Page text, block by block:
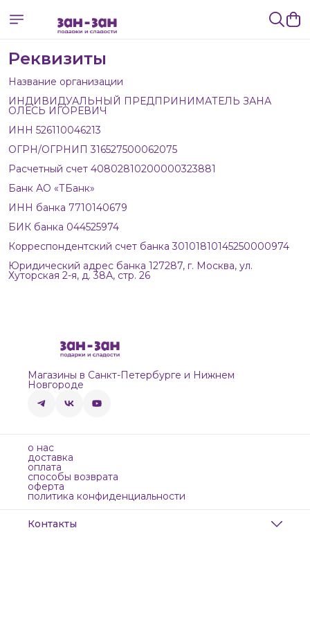
Реквизиты
Название организации
ИНДИВИДУАЛЬНЫЙ ПРЕДПРИНИМАТЕЛЬ ЗАНА
ОЛЕСЬ ИГОРЕВИЧ
ИНН 526110046213
ОГРН/ОГРНИП 316527500062075
Расчетный счет 40802810200000323881
Банк АО «ТБанк»
ИНН банка 7710140679
БИК банка 044525974
Корреспондентский счет банка 30101810145250000974
Юридический адрес банка 127287, г. Москва, ул.
Хуторская 2-я, д. 38А, стр. 26
Магазины в Санкт-Петербурге и Нижнем
Новгороде
о нас
доставка
оплата
способы возврата
оферта
политика конфиденциальности
Контакты